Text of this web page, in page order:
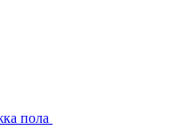
пола